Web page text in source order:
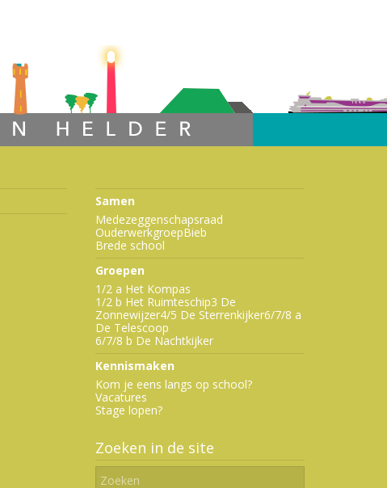
Samen
Medezeggenschapsraad
OuderwerkgroepBieb
Brede school
Groepen
1/2 a Het Kompas
1/2 b Het Ruimteschip3 De
Zonnewijzer4/5 De Sterrenkijker6/7/8 a
De Telescoop
6/7/8 b De Nachtkijker
Kennismaken
Kom je eens langs op school?
Vacatures
Stage lopen?
Zoeken in de site